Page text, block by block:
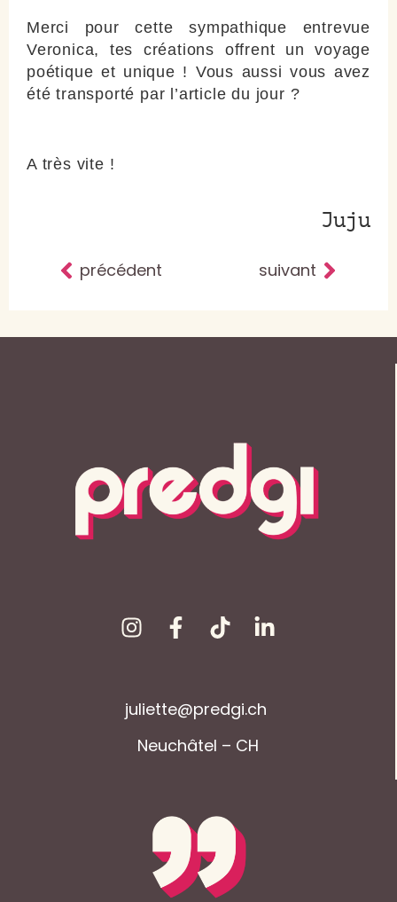
Merci pour cette sympathique entrevue
Veronica, tes créations offrent un voyage
poétique et unique ! Vous aussi vous avez
été transporté par l’article du jour ?
A très vite !
Juju
précédent suivant
juliette@predgi.ch
Neuchâtel – CH